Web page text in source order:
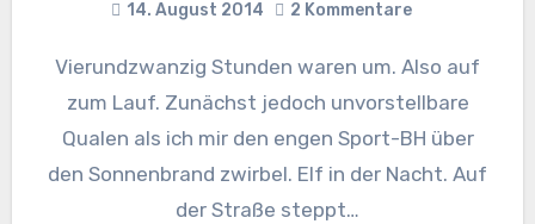
14. August 2014 2 Kommentare
Vierundzwanzig Stunden waren um. Also auf
zum Lauf. Zunächst jedoch unvorstellbare
Qualen als ich mir den engen Sport-BH über
den Sonnenbrand zwirbel. Elf in der Nacht. Auf
der Straße steppt…